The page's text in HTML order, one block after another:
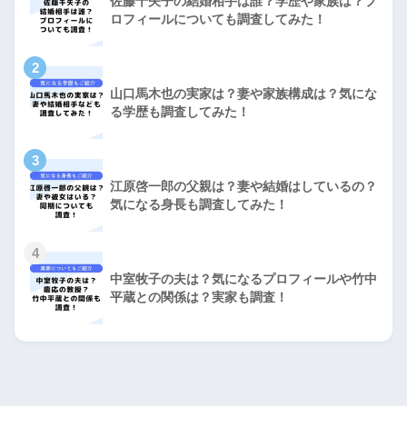
ロフィールについても調査してみた！
2
山口馬木也の実家は？妻や家族構成は？気にな
る学歴も調査してみた！
3
江原啓一郎の父親は？妻や結婚はしているの？
気になる身長も調査してみた！
4
中室牧子の夫は？気になるプロフィールや竹中
平蔵との関係は？実家も調査！